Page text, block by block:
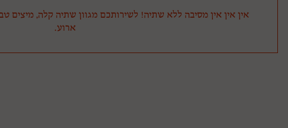
אין אין אין מסיבה ללא שתיה! לשירותכם מגוון שתיה קלה, מיצים
ארוע.